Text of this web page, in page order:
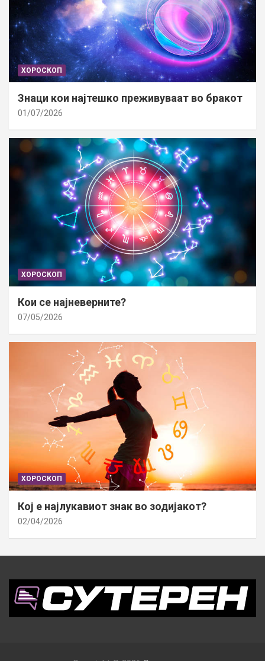
ХОРОСКОП
Знаци кои најтешко преживуваат во бракот
01/07/2026
ХОРОСКОП
Кои се најневерните?
07/05/2026
ХОРОСКОП
Кој е најлукавиот знак во зодијакот?
02/04/2026